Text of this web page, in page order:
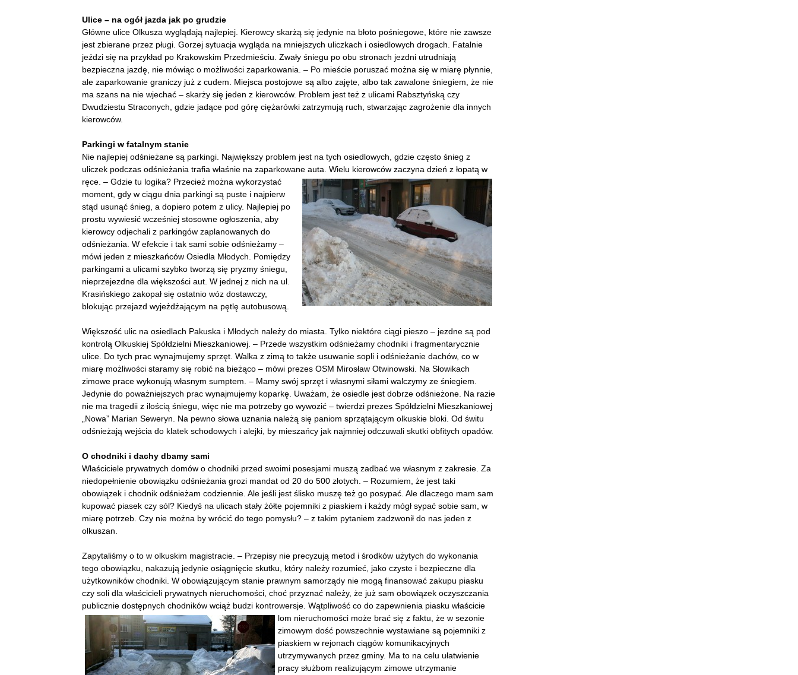
Ulice – na ogół jazda jak po grudzie
Główne ulice Olkusza wyglądają najlepiej. Kierowcy skarżą się jedynie na błoto pośniegowe, które nie zawsze
jest zbierane przez pługi. Gorzej sytuacja wygląda na mniejszych uliczkach i osiedlowych drogach. Fatalnie
jeździ się na przykład po Krakowskim Przedmieściu. Zwały śniegu po obu stronach jezdni utrudniają
bezpieczna jazdę, nie mówiąc o możliwości zaparkowania. – Po mieście poruszać można się w miarę płynnie,
ale zaparkowanie graniczy już z cudem. Miejsca postojowe są albo zajęte, albo tak zawalone śniegiem, że nie
ma szans na nie wjechać – skarży się jeden z kierowców. Problem jest też z ulicami Rabsztyńską czy
Dwudziestu Straconych, gdzie jadące pod górę ciężarówki zatrzymują ruch, stwarzając zagrożenie dla innych
kierowców.
Parkingi w fatalnym stanie
Nie najlepiej odśnieżane są parkingi. Największy problem jest na tych osiedlowych, gdzie często śnieg z
uliczek podczas odśnieżania trafia właśnie na zaparkowane auta. Wielu kierowców zaczyna dzień z łopatą w
ręce. – Gdzie tu logika? Przecież można wykorzystać
moment, gdy w ciągu dnia parkingi są puste i najpierw
stąd usunąć śnieg, a dopiero potem z ulicy. Najlepiej po
prostu wywiesić wcześniej stosowne ogłoszenia, aby
kierowcy odjechali z parkingów zaplanowanych do
odśnieżania. W efekcie i tak sami sobie odśnieżamy –
mówi jeden z mieszkańców Osiedla Młodych. Pomiędzy
parkingami a ulicami szybko tworzą się pryzmy śniegu,
nieprzejezdne dla większości aut. W jednej z nich na ul.
Krasińskiego zakopał się ostatnio wóz dostawczy,
blokując przejazd wyjeżdżającym na pętlę autobusową.
Większość ulic na osiedlach Pakuska i Młodych należy do miasta. Tylko niektóre ciągi pieszo – jezdne są pod
kontrolą Olkuskiej Spółdzielni Mieszkaniowej. – Przede wszystkim odśnieżamy chodniki i fragmentarycznie
ulice. Do tych prac wynajmujemy sprzęt. Walka z zimą to także usuwanie sopli i odśnieżanie dachów, co w
miarę możliwości staramy się robić na bieżąco – mówi prezes OSM Mirosław Otwinowski. Na Słowikach
zimowe prace wykonują własnym sumptem. – Mamy swój sprzęt i własnymi siłami walczymy ze śniegiem.
Jedynie do poważniejszych prac wynajmujemy koparkę. Uważam, że osiedle jest dobrze odśnieżone. Na razie
nie ma tragedii z ilością śniegu, więc nie ma potrzeby go wywozić – twierdzi prezes Spółdzielni Mieszkaniowej
„Nowa” Marian Seweryn. Na pewno słowa uznania należą się paniom sprzątającym olkuskie bloki. Od świtu
odśnieżają wejścia do klatek schodowych i alejki, by mieszańcy jak najmniej odczuwali skutki obfitych opadów.
O chodniki i dachy dbamy sami
Właściciele prywatnych domów o chodniki przed swoimi posesjami muszą zadbać we własnym z zakresie. Za
niedopełnienie obowiązku odśnieżania grozi mandat od 20 do 500 złotych. – Rozumiem, że jest taki
obowiązek i chodnik odśnieżam codziennie. Ale jeśli jest ślisko muszę też go posypać. Ale dlaczego mam sam
kupować piasek czy sól? Kiedyś na ulicach stały żółte pojemniki z piaskiem i każdy mógł sypać sobie sam, w
miarę potrzeb. Czy nie można by wrócić do tego pomysłu? – z takim pytaniem zadzwonił do nas jeden z
olkuszan.
Zapytaliśmy o to w olkuskim magistracie. – Przepisy nie precyzują metod i środków użytych do wykonania
tego obowiązku, nakazują jedynie osiągnięcie skutku, który należy rozumieć, jako czyste i bezpieczne dla
użytkowników chodniki. W obowiązującym stanie prawnym samorządy nie mogą finansować zakupu piasku
czy soli dla właścicieli prywatnych nieruchomości, choć przyznać należy, że już sam obowiązek oczyszczania
publicznie dostępnych chodników wciąż budzi kontrowersje. Wątpliwość co do zapewnienia piasku właścicie
lom nieruchomości może brać się z faktu, że w sezonie
zimowym dość powszechnie wystawiane są pojemniki z
piaskiem w rejonach ciągów komunikacyjnych
utrzymywanych przez gminy. Ma to na celu ułatwienie
pracy służbom realizującym zimowe utrzymanie